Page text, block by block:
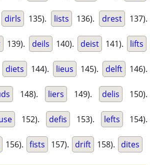
dirls 135). lists 136). drest 137).
139). deils 140). deist 141). lifts
diets 144). lieus 145). delft 146).
148). liers 149). delis 150).
152). defis 153). lefts 154).
156). fists 157). drift 158). dites